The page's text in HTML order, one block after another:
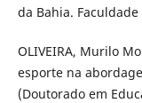
da Bahia.
OLIVEIRA, Murilo
esporte na
(Doutorado em